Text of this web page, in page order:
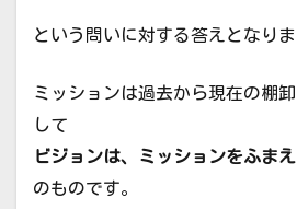
という問いに対する答えとなりま
ミッションは過去から現在の棚
して
ビジョンは、ミッションをふま
のものです。